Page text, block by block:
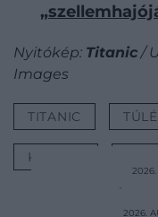
Nyitókép: Titanic /
Images
TITANIC
KÉRDÉS
Férje bezárta
2026.